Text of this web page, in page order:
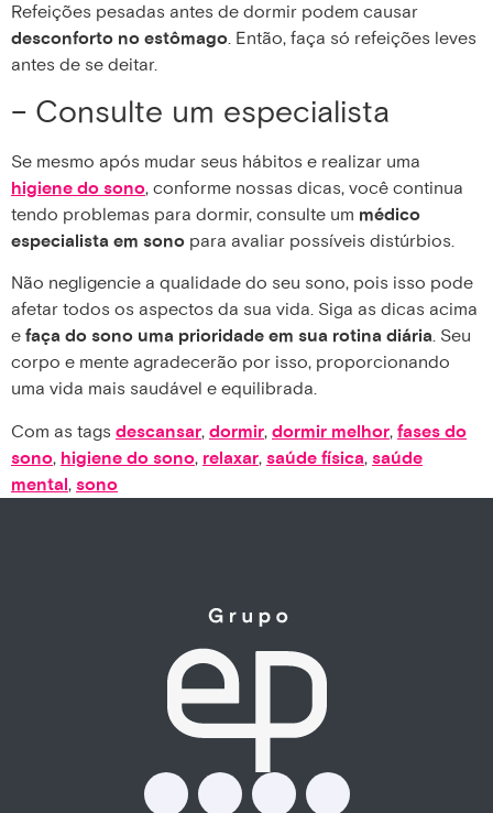
Refeições pesadas antes de dormir podem causar
desconforto no estômago. Então, faça só refeições leves
antes de se deitar.
– Consulte um especialista
Se mesmo após mudar seus hábitos e realizar uma
higiene do sono, conforme nossas dicas, você continua
tendo problemas para dormir, consulte um médico
especialista em sono para avaliar possíveis distúrbios.
Não negligencie a qualidade do seu sono, pois isso pode
afetar todos os aspectos da sua vida. Siga as dicas acima
e faça do sono uma prioridade em sua rotina diária. Seu
corpo e mente agradecerão por isso, proporcionando
uma vida mais saudável e equilibrada.
Com as tags descansar, dormir, dormir melhor, fases do
sono, higiene do sono, relaxar, saúde física, saúde
mental, sono